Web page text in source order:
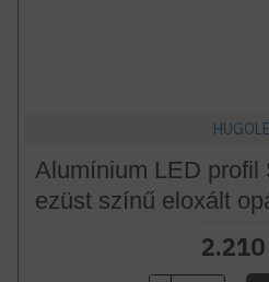
Alumínium LED profil
ezüst színű eloxált